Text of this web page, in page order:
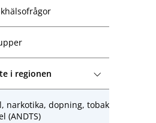
i regionen
narkotika, dopning, tobak
(ANDTS)